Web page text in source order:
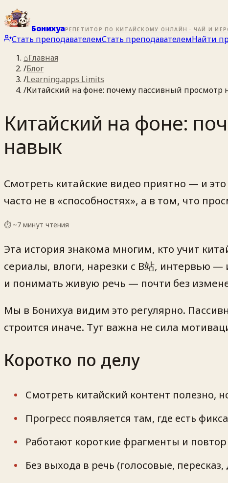
БонихуаРЕПЕТИТОР ПО КИТАЙСКОМУ ОНЛАЙН · ЧАЙ И
Стать преподавателемСтать преподавателемНайти
⌂Главная
/Блог
/Learning.apps Limits
/Китайский на фоне: почему пассивный просмотр
Китайский на фоне:
навык
Смотреть китайские видео приятно — и
часто не в «способностях», а в том, что
⏱ ~7 минут чтения
Эта история знакома многим, кто учит
сериалы, влоги, нарезки с B站, интервью —
и понимать живую речь — почти без
Мы в Бонихуа видим это регулярно.
строится иначе. Тут важна не сила
Коротко по делу
Смотреть китайский контент полезно,
Прогресс появляется там, где есть
Работают короткие фрагменты и
Без выхода в речь (голосовые,